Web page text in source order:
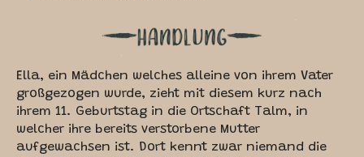
Ella, ein Mädchen welches alleine von ihrem Vater
großgezogen wurde, zieht mit diesem kurz nach
ihrem 11. Geburtstag in die Ortschaft Talm, in
welcher ihre bereits verstorbene Mutter
aufgewachsen ist. Dort kennt zwar niemand die